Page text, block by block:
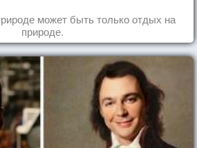
может быть только отдых на
природе.